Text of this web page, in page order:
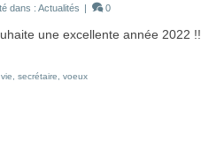
dans : Actualités | 0
une excellente année 2022 !!
secrétaire voeux